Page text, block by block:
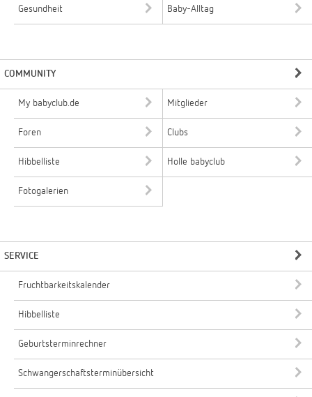
Gesundheit Baby-Alltag
COMMUNITY
My babyclub.de Mitglieder
Foren Clubs
Hibbelliste Holle babyclub
Fotogalerien
SERVICE
Fruchtbarkeitskalender
Hibbelliste
Geburtsterminrechner
Schwangerschaftsterminübersicht